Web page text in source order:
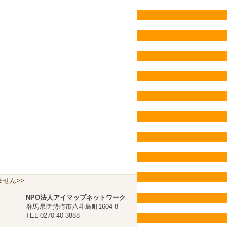
せん>>
NPO法人アイマップネットワーク
群馬県伊勢崎市八斗島町1604-8
TEL 0270-40-3888